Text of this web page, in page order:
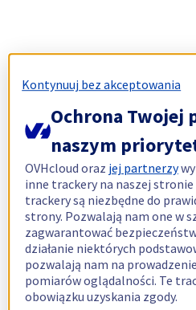
Kontynuuj bez akceptowania
Ochrona Twojej
naszym
OVHcloud oraz jej partnerzy
inne trackery na naszej
trackery są niezbędne do
strony. Pozwalają nam one w
zagwarantować
działanie niektórych
pozwalają nam na
pomiarów oglądalności. Te
obowiązku uzyskania zgody.